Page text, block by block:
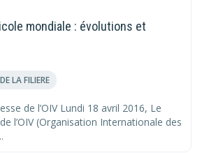
mondiale : évolutions et
LA FILIERE
de l’OIV Lundi 18 avril 2016, Le
l’OIV (Organisation Internationale des